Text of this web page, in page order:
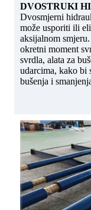
DVOSTRUKI
Dvosmjerni
može usporiti ili
aksijalnom
okretni moment
svrdla, alata za
udarcima, kako bi
bušenja i